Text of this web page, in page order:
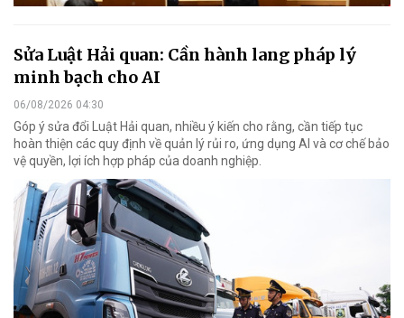
Sửa Luật Hải quan: Cần hành lang pháp lý
minh bạch cho AI
06/08/2026 04:30
Góp ý sửa đổi Luật Hải quan, nhiều ý kiến cho rằng, cần tiếp tục
hoàn thiện các quy định về quản lý rủi ro, ứng dụng AI và cơ chế bảo
vệ quyền, lợi ích hợp pháp của doanh nghiệp.